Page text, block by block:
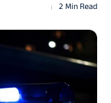
2 Min Read